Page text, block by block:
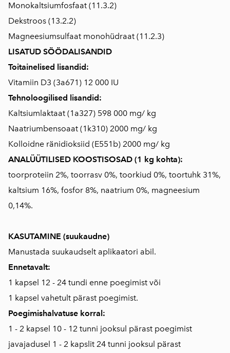
Monokaltsiumfosfaat (11.3.2)
Dekstroos (13.2.2)
Magneesiumsulfaat monohüdraat (11.2.3)
LISATUD SÖÖDALISANDID
Toitainelised lisandid:
Vitamiin D3 (3a671) 12 000 IU
Tehnoloogilised lisandid:
Kaltsiumlaktaat (1a327) 598 000 mg/ kg
Naatriumbensoaat (1k310) 2000 mg/ kg
Kolloidne ränidioksiid (E551b) 2000 mg/ kg
ANALÜÜTILISED KOOSTISOSAD (1 kg kohta):
toorproteiin 2%, toorrasv 0%, toorkiud 0%, toortuhk 31%,
kaltsium 16%, fosfor 8%, naatrium 0%, magneesium
0,14%.
KASUTAMINE (suukaudne)
Manustada suukaudselt aplikaatori abil.
Ennetavalt:
1 kapsel 12 - 24 tundi enne poegimist või
1 kapsel vahetult pärast poegimist.
Poegimishalvatuse korral:
1 - 2 kapsel 10 - 12 tunni jooksul pärast poegimist
javajadusel 1 - 2 kapslit 24 tunni jooksul pärast